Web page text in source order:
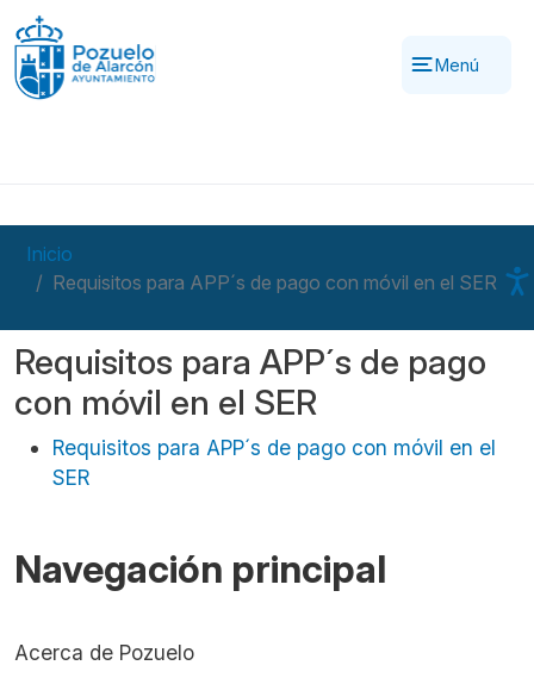
Pasar al contenido principal
Menú
Inicio
Requisitos para APP´s de pago con móvil en el SER
Navegación principal
Acerca de Pozuelo
Requisitos para APP´s de pago
con móvil en el SER
Requisitos para APP´s de pago con móvil en el
SER